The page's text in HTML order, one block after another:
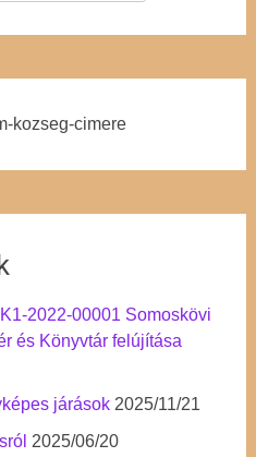
2022-00001 Somoskövi
és Könyvtár felújítása
járások 2025/11/21
2025/06/20